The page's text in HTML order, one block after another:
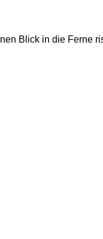
Blick in die Ferne